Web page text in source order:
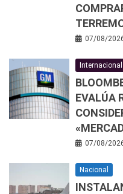
07/08/
Internacional
EVALÚA
07/08/
Nacional